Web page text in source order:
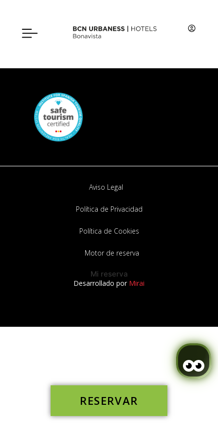
RESERVAR
Aviso Legal
Política de Privacidad
Política de Cookies
Motor de reserva
Mi reserva
Desarrollado por Mirai